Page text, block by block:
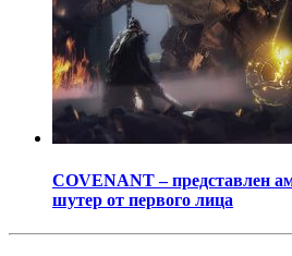
COVENANT – представлен
шутер от первого лица